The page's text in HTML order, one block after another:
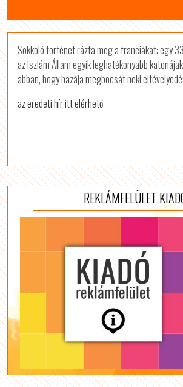
Sok­koló tör­té­net rázta meg a fran­ci­á­kat: egy
az Isz­lám Állam egyik leg­ha­té­ko­nyabb
abban, hogy ha­zája meg­bo­csát neki
az eredeti hír itt elérhető
REKLÁMFELÜLET